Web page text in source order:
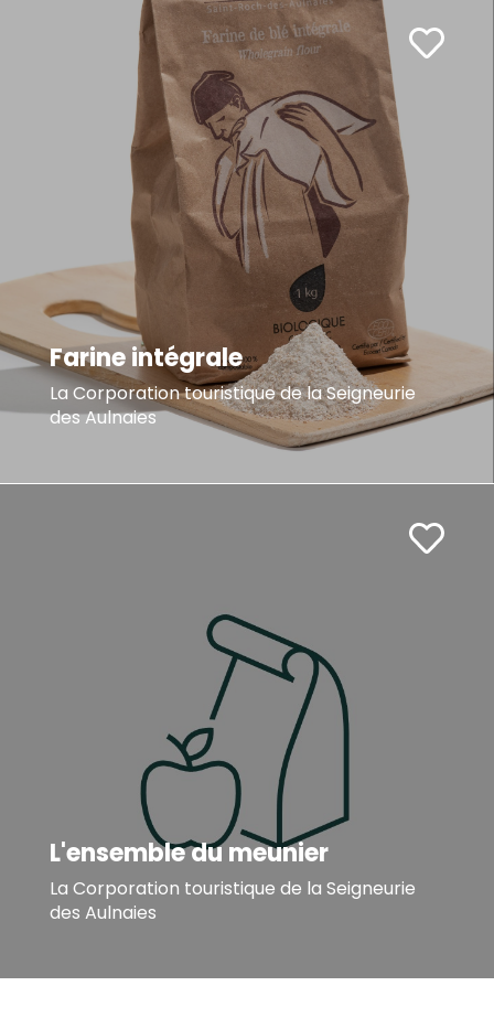
Farine intégrale
La Corporation touristique de la Seigneurie
des Aulnaies
L'ensemble du meunier
La Corporation touristique de la Seigneurie
des Aulnaies